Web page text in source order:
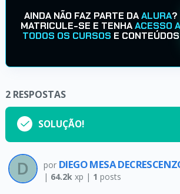
AINDA NÃO FAZ PARTE DAALURA?
MATRICULE-SE E TENHAACESSO A
TODOS OS CURSOS E CONTEÚDOS
2 RESPOSTAS
SOLUÇÃO!
por DIEGO MESA
| 64.2k xp | 1 posts